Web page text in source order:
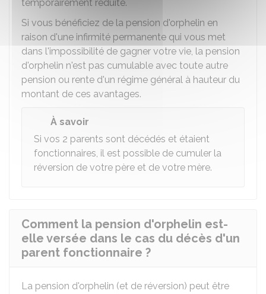
temporairement réduite.
Si vous bénéficiez de la pension d'orphelin en
raison d'une infirmité permanente qui vous met
dans l'impossibilité de gagner votre vie, la pension
d'orphelin n'est pas cumulable avec toute autre
pension ou rente d'un régime général à hauteur du
montant de ces avantages.
À savoir
Si vos 2 parents sont décédés et étaient
fonctionnaires, il est possible de cumuler la
réversion de votre père et de votre mère.
Comment la pension d'orphelin est-
elle versée dans le cas du décès d'un
parent fonctionnaire ?
La pension d'orphelin (et de réversion) peut être